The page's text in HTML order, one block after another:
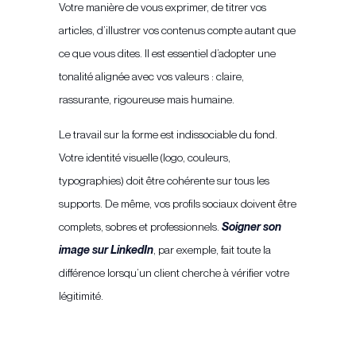
Votre manière de vous exprimer, de titrer vos
articles, d’illustrer vos contenus compte autant que
ce que vous dites. Il est essentiel d’adopter une
tonalité alignée avec vos valeurs : claire,
rassurante, rigoureuse mais humaine.
Le travail sur la forme est indissociable du fond.
Votre identité visuelle (logo, couleurs,
typographies) doit être cohérente sur tous les
supports. De même, vos profils sociaux doivent être
complets, sobres et professionnels. Soigner son
image sur LinkedIn , par exemple, fait toute la
différence lorsqu’un client cherche à vérifier votre
légitimité.